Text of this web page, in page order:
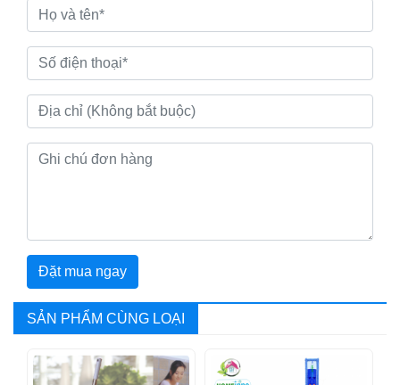
Đặt mua ngay
SẢN PHẨM CÙNG LOẠI